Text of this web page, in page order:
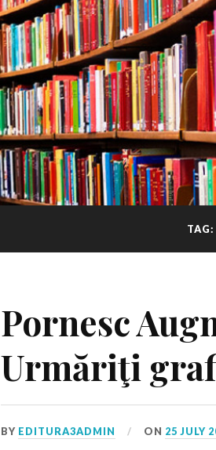
TAG:
Pornesc
Urmăriţi
BY EDITURA3ADMIN ON 25 JULY